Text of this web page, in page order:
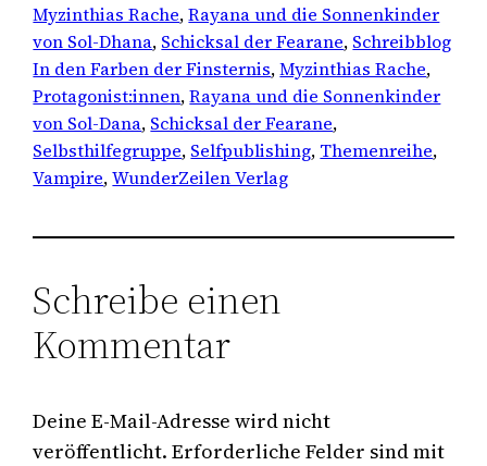
Myzinthias Rache, Rayana und die Sonnenkinder
von Sol-Dhana, Schicksal der Fearane, Schreibblog
In den Farben der Finsternis, Myzinthias Rache
Protagonist:innen, Rayana und die Sonnenkinder
von Sol-Dana, Schicksal der Fearane
Selbsthilfegruppe, Selfpublishing, Themenreihe
Vampire, WunderZeilen Verlag
Schreibe einen
Kommentar
Deine E-Mail-Adresse wird nicht
veröffentlicht. Erforderliche Felder sind mit